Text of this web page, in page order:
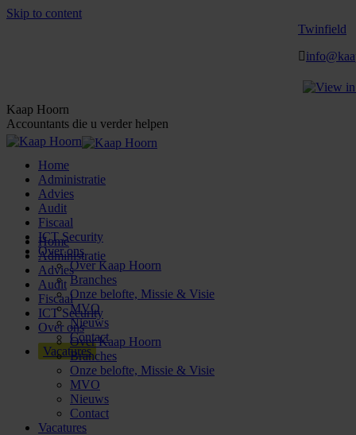
Skip to content
Twinfield
Kaap Hoorn
Accountants die u verder helpen
Home
Administratie
Advies
Audit
Fiscaal
ICT Security
Over ons
Over Kaap Hoorn
Branches
Onze belofte, Missie & Visie
MVO
Nieuws
Contact
Vacatures
Home
Administratie
Advies
Audit
Fiscaal
ICT Security
Over ons
Over Kaap Hoorn
Branches
Onze belofte, Missie & Visie
MVO
Nieuws
Contact
Vacatures